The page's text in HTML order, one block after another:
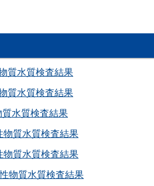
質水質検査結果
質水質検査結果
水質検査結果
物質水質検査結果
物質水質検査結果
物質水質検査結果